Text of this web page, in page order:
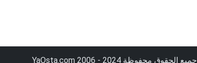
جميع الحقوق محفوظة YaOsta.com 2006 - 2024